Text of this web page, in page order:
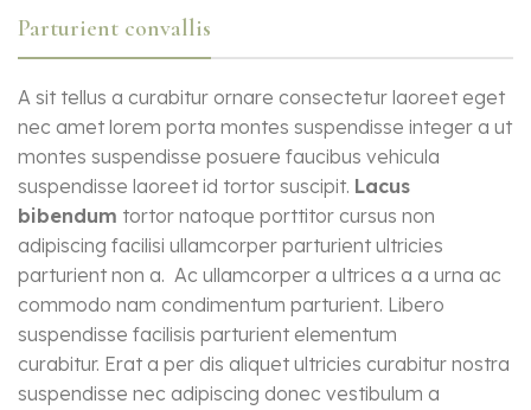
Parturient convallis
A sit tellus a curabitur ornare consectetur laoreet eget
nec amet lorem porta montes suspendisse integer a ut
montes suspendisse posuere faucibus vehicula
suspendisse laoreet id tortor suscipit. Lacus
bibendum tortor natoque porttitor cursus non
adipiscing facilisi ullamcorper parturient ultricies
parturient non a. Ac ullamcorper a ultrices a a urna ac
commodo nam condimentum parturient. Libero
suspendisse facilisis parturient elementum
curabitur. Erat a per dis aliquet ultricies curabitur nostra
suspendisse nec adipiscing donec vestibulum a